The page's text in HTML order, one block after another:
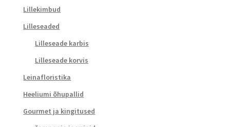
Lillekimbud
Lilleseaded
Lilleseade karbis
Lilleseade korvis
Leinafloristika
Heeliumi õhupallid
Gourmet ja kingitused